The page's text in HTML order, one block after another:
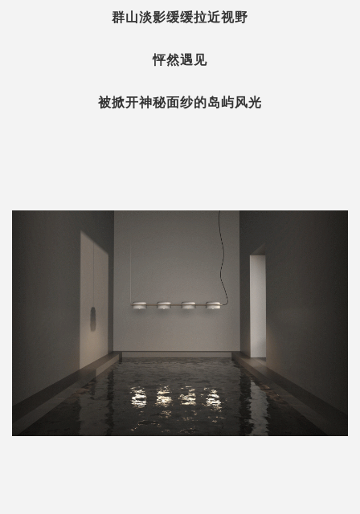
群山淡影缓缓拉近视野
怦然遇见
被掀开神秘面纱的岛屿风光